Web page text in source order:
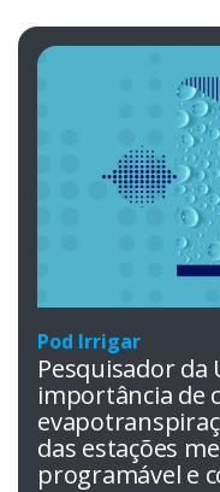
Pod Irrigar
Pesquisador da
importância de
das estações
programável e